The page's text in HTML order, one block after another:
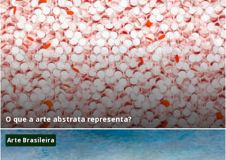
O que a arte abstrata representa?
Arte Brasileira